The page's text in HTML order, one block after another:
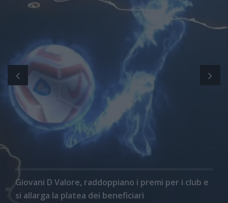
Giovani D Valore, raddoppiano i premi per i club e
si allarga la platea dei beneficiari